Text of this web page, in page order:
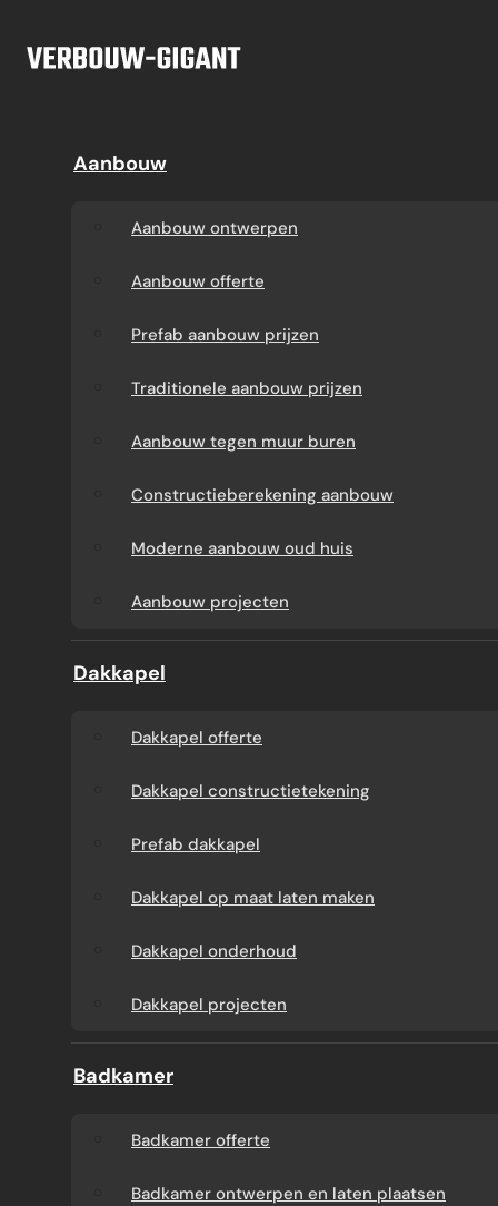
Aanbouw
Aanbouw offerte
Prefab aanbouw
prijzen
Traditionele aanbouw
prijzen
Aanbouw tegen muur
buren
Constructieberekening
Moderne aanbouw
Prefab dakkapel
laten maken
Dakkapel
Dakkapel projecten
Aanbouw
Aanbouw ontwerpen
Aanbouw offerte
Prefab aanbouw prijzen
Traditionele aanbouw prijzen
Aanbouw tegen muur buren
Constructieberekening aanbouw
Moderne aanbouw oud huis
Aanbouw projecten
Dakkapel
Dakkapel offerte
Dakkapel constructietekening
Prefab dakkapel
Dakkapel op maat laten maken
Dakkapel onderhoud
Dakkapel projecten
Badkamer
Badkamer offerte
Badkamer ontwerpen en laten plaatsen